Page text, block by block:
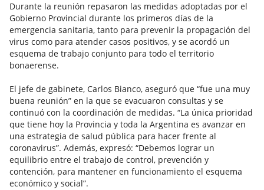
Durante la reunión repasaron las medidas adoptadas por el
Gobierno Provincial durante los primeros días de la
emergencia sanitaria, tanto para prevenir la propagación del
virus como para atender casos positivos, y se acordó un
esquema de trabajo conjunto para todo el territorio
bonaerense.
El jefe de gabinete, Carlos Bianco, aseguró que “fue una muy
buena reunión” en la que se evacuaron consultas y se
continuó con la coordinación de medidas. “La única prioridad
que tiene hoy la Provincia y toda la Argentina es avanzar en
una estrategia de salud pública para hacer frente al
coronavirus”. Además, expresó: “Debemos lograr un
equilibrio entre el trabajo de control, prevención y
contención, para mantener en funcionamiento el esquema
económico y social”.